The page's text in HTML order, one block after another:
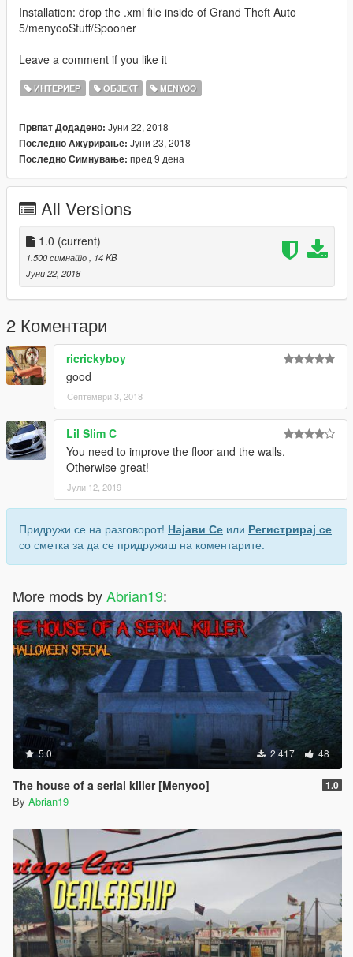
Installation: drop the .xml file inside of Grand Theft Auto
5/menyooStuff/Spooner
Leave a comment if you like it
ИНТЕРИЕР ОБЈЕКТ MENYOO
Првпат Додадено: Јуни 22, 2018
Последно Ажурирање: Јуни 23, 2018
Последно Симнување: пред 9 дена
All Versions
1.0 (current)
1.500 симнато
, 14 KB
Јуни 22, 2018
2 Коментари
ricrickyboy
good
Септември 3, 2018
Lil Slim C
You need to improve the floor and the walls.
Otherwise great!
Јули 12, 2019
Придружи се на разговорот! Најави Се или Регистрирај се
со сметка за да се придружиш на коментарите.
More mods byAbrian19:
5.0 2.417 48
The house of a serial killer [Menyoo] 1.0
By Abrian19